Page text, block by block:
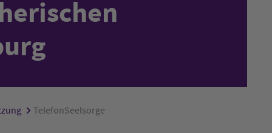
TelefonSeelsorge